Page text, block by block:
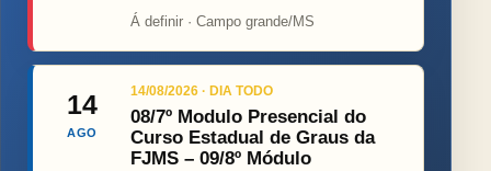
Á definir · Campo grande/MS
14
AGO
14/08/2026 · DIA TODO
08/7º Modulo Presencial do
Curso Estadual de Graus da
FJMS – 09/8º Módulo